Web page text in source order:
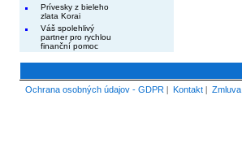
Prívesky z bieleho
zlata Korai
Váš spolehlivý
partner pro rychlou
finanční pomoc
Ochrana osobných údajov - GDPR | Kontakt | Zmluva